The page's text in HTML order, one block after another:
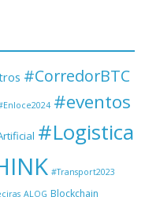
#CorredorBTC
#eventos
#Logistica
#Transport2023
ALOG Blockchain